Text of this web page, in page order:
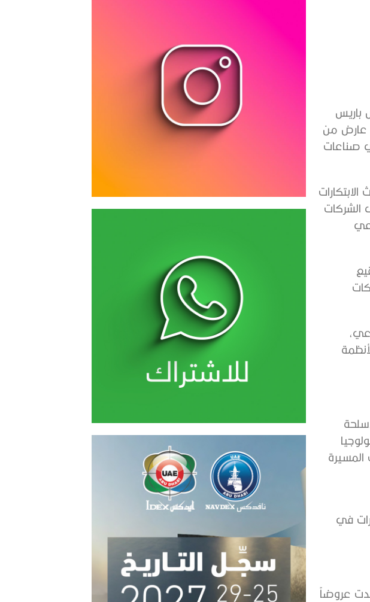
2025 الدورة الـ55 من معرض باريس
الدولي للطيران (Paris Air Show) في منطقة «لوبورجيه» شمال العاصمة، بمشاركة نحو 2400 عارض من
صناعات
عن أحدث الابتكارات
الشركات
المسيرة
في
عروضاً